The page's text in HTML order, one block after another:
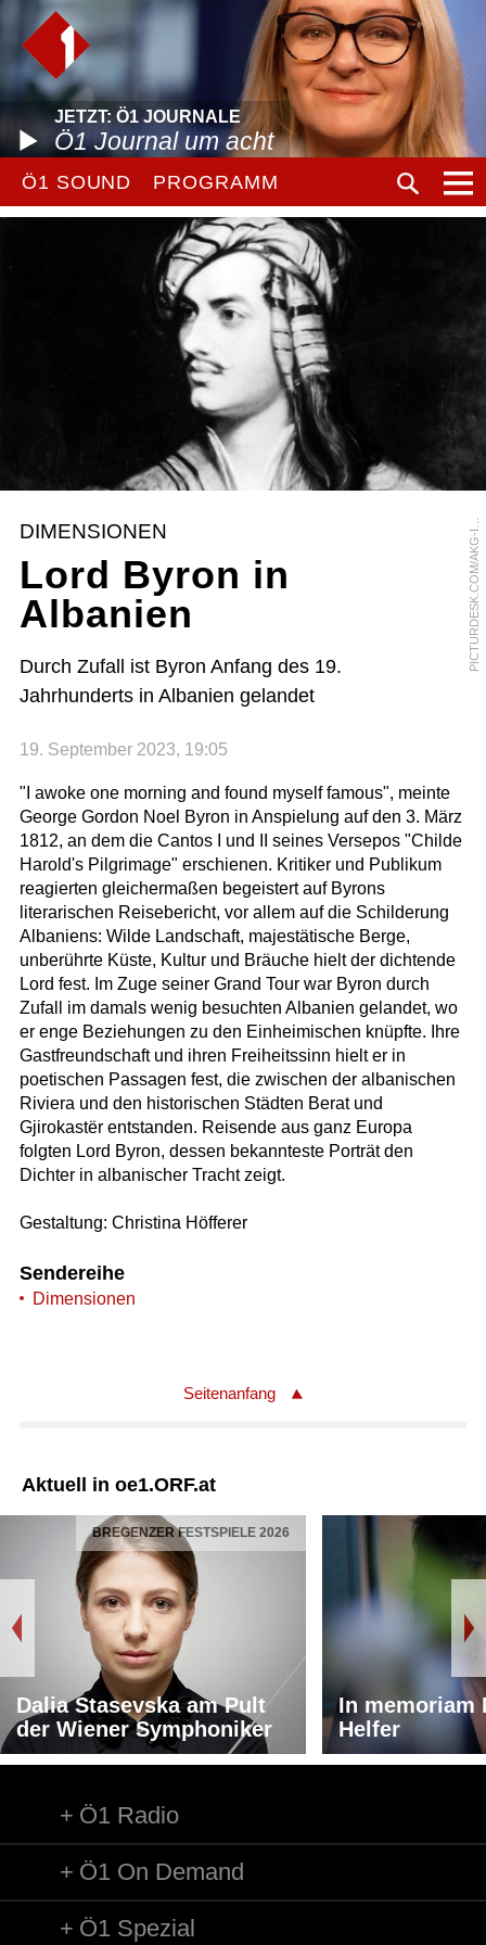
JETZT: Ö1 JOURNALE
Ö1 Journal um acht
Ö1 SOUND PROGRAMM
P
I
C
T
U
R
D
E
S
K
.
C
O
M
/
A
K
G
-
I
M
A
G
E
S
DIMENSIONEN
Lord Byron in
Albanien
Durch Zufall ist Byron Anfang des 19.
Jahrhunderts in Albanien gelandet
19. September 2023, 19:05
"I awoke one morning and found myself famous", meinte
George Gordon Noel Byron in Anspielung auf den 3. März
1812, an dem die Cantos I und II seines Versepos "Childe
Harold's Pilgrimage" erschienen. Kritiker und Publikum
reagierten gleichermaßen begeistert auf Byrons
literarischen Reisebericht, vor allem auf die Schilderung
Albaniens: Wilde Landschaft, majestätische Berge,
unberührte Küste, Kultur und Bräuche hielt der dichtende
Lord fest. Im Zuge seiner Grand Tour war Byron durch
Zufall im damals wenig besuchten Albanien gelandet, wo
er enge Beziehungen zu den Einheimischen knüpfte. Ihre
Gastfreundschaft und ihren Freiheitssinn hielt er in
poetischen Passagen fest, die zwischen der albanischen
Riviera und den historischen Städten Berat und
Gjirokastër entstanden. Reisende aus ganz Europa
folgten Lord Byron, dessen bekannteste Porträt den
Dichter in albanischer Tracht zeigt.
Gestaltung: Christina Höfferer
Sendereihe
Dimensionen
Seitenanfang
Aktuell in oe1.ORF.at
BREGENZER FESTSPIELE 2026
Dalia Stasevska am Pult
der Wiener Symphoniker
In memoriam
Helfer
Ö1 Radio
Ö1 On Demand
Ö1 Spezial